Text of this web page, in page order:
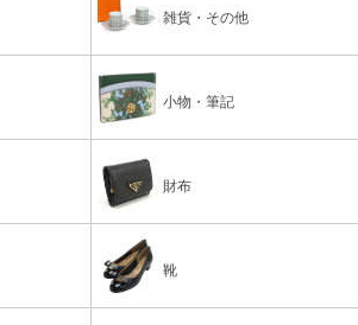
雑貨・その他
小物・筆記
財布
靴